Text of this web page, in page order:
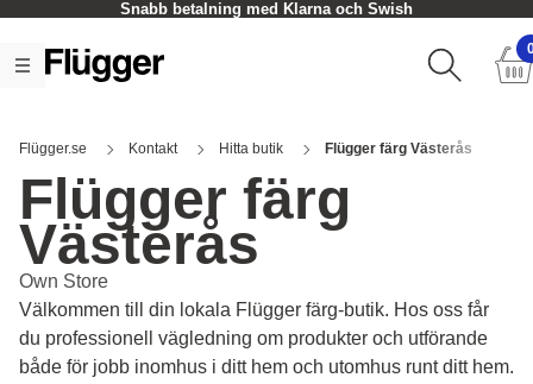
Snabb betalning med Klarna och Swish
Flügger.se Kontakt Hitta butik Flügger färg Västerås
Flügger färg
Västerås
Own Store
Välkommen till din lokala Flügger färg-butik. Hos oss får
du professionell vägledning om produkter och utförande
både för jobb inomhus i ditt hem och utomhus runt ditt hem.